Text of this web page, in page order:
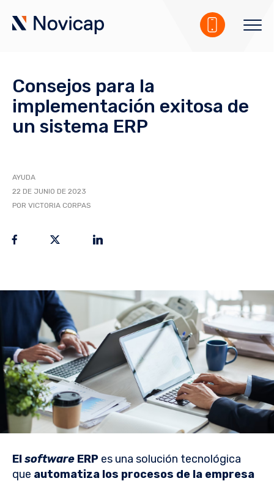
Consejos para la
implementación exitosa de
un sistema ERP
AYUDA
22 DE JUNIO DE 2023
POR VICTORIA CORPAS
Elsoftware ERP es una solución tecnológica
que automatiza los procesos de la empresa